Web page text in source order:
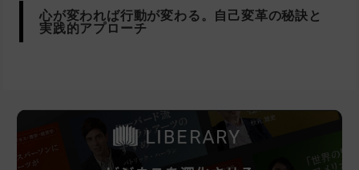
心が変われば行動が変わる。自己変革の秘訣と
実践的アプローチ